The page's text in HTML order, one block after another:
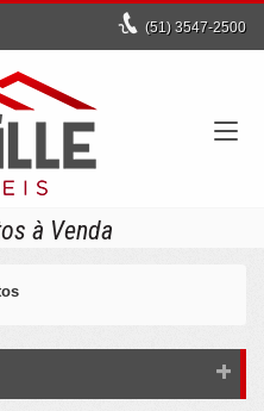
(51) 3547-2500
à Venda